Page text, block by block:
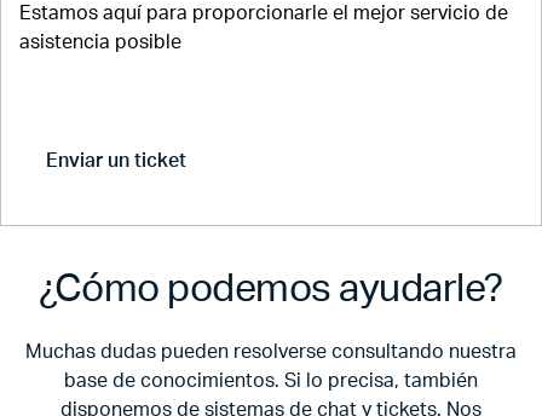
Estamos aquí para proporcionarle el mejor servicio de
asistencia posible
Enviar un ticket
¿Cómo podemos ayudarle?
Muchas dudas pueden resolverse consultando nuestra
base de conocimientos. Si lo precisa, también
disponemos de sistemas de chat y tickets. Nos